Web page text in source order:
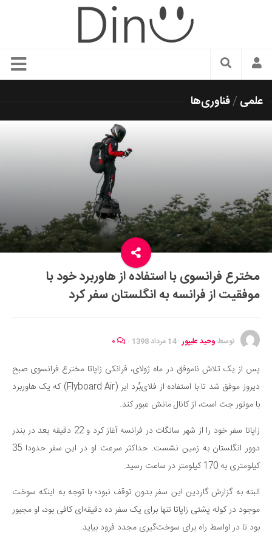
سبک زندگی
غذا
رستوران گردی
آشپزی
سفر و گردشگری
ایران گردی
جهان گردی
موفقیت و مهارت‌های فردی
تغذیه سالم
بهداشت
کودک و مادر
ورزش و تندرستی
مراکز پزشکی و دارویی
فرهنگ و هنر
علمی /فناوری‌ها
مخترع فرانسوی با استفاده از هاوربرد خود با
موفقیت از فرانسه به انگلستان سفر کرد
توسط وحید علیپور·14 مرداد 1398 ·
پس از یک تلاش ناموفق در ماه ژولای، فرانکی زاپاتا مخترع فرانسوی صبح
دیروز موفق شد تا با استفاده از فلای‌بُرد ایر (Flyboard Air) که یک هاوربرد
با موتور جت است، از کانال مانش عبور کند.
زاپاتا سفر خود را از شهر سانگات در فرانسه آغاز کرد و 22 دقیقه بعد در بندر
دوور انگلستان به زمین نشست. حداکثر سرعت او در این سفر حدودا 35
کیلومتری به 170 کیلومتر در ساعت رسید.
البته به گزارش گاردین این سفر بدون توقف نبود؛ با توجه به اینکه سوخت
موجود در کوله پشتی زاپاتا تنها برای یک سفر ده دقیقه‌ای کافی بود، او مجبور
بود تا در اواسط راه برای سوخت‌گیری مجدد فرود بیاید.